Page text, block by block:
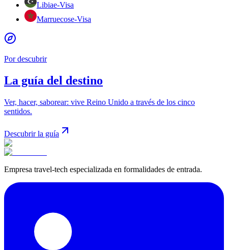
Libiae-Visa
Marruecose-Visa
Por descubrir
La guía del destino
Ver, hacer, saborear: vive Reino Unido a través de los cinco
sentidos.
Descubrir la guía
Empresa travel-tech especializada en formalidades de entrada.